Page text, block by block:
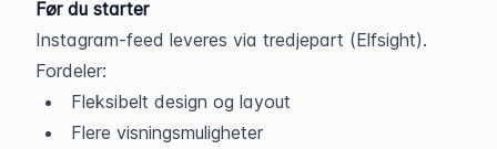
Før du starter
Instagram-feed leveres via tredjepart (Elfsight).
Fordeler:
Fleksibelt design og layout
Flere visningsmuligheter